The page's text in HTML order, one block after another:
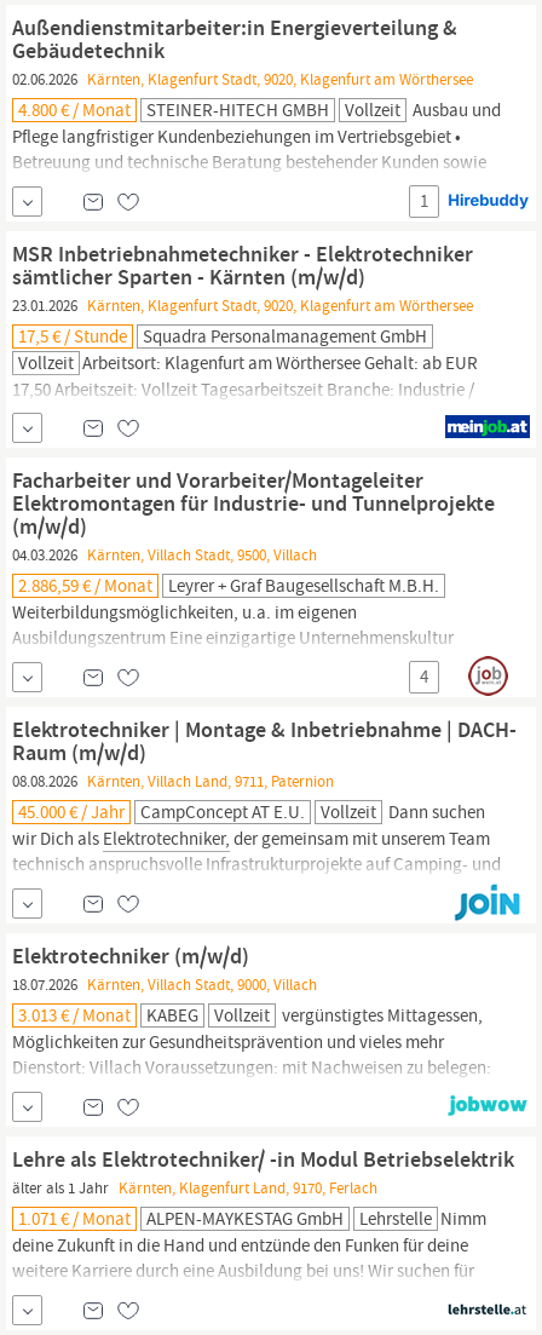
Durchführung von Wartungen Das bringst du mit: Abgeschlossene
Berufsausbildung als
Außendienstmitarbeiter:in Energieverteilung &
Gebäudetechnik
02.06.2026 Kärnten, Klagenfurt Stadt, 9020, Klagenfurt am Wörthersee
4.800 € / Monat STEINER-HITECH GMBH Vollzeit Ausbau und
Pflege langfristiger Kundenbeziehungen im Vertriebsgebiet •
Betreuung und technische Beratung bestehender Kunden sowie
aktiver Vertrieb von Produkten und Systemlösungen •
Neukundenakquise und Gewinnung neuer Projekte im Bereich
Elektrofachgroßhandel,Elektrotechnikerund Planungsbüros •
1
MSR Inbetriebnahmetechniker - Elektrotechniker
sämtlicher Sparten - Kärnten (m/w/d)
23.01.2026 Kärnten, Klagenfurt Stadt, 9020, Klagenfurt am Wörthersee
17,5 € / Stunde
Squadra Personalmanagement GmbH
Vollzeit Arbeitsort: Klagenfurt am Wörthersee Gehalt: ab EUR
17,50 Arbeitszeit: Vollzeit Tagesarbeitszeit Branche: Industrie /
handwerkliches Gewerbe Arbeitsbeginn: ab sofort Für unseren
Partnerbetrieb aus Graz suchen wir laufend
Inbetriebnahmetechniker (m/w/d) mit Schwerpunkt
Elektrotechniker - für das BundeslandKärntenDeine
Facharbeiter und Vorarbeiter/Montageleiter
Elektromontagen für Industrie- und Tunnelprojekte
(m/w/d)
04.03.2026 Kärnten, Villach Stadt, 9500, Villach
2.886,59 € / Monat
Leyrer + Graf Baugesellschaft M.b.H.
Weiterbildungsmöglichkeiten, u.a. im eigenen
Ausbildungszentrum Eine einzigartige Unternehmenskultur
basierend auf Vertrauen, Wertschätzung und Respekt Das
Versprechen, dass wir langfristig denken und handeln -
gewerbliches-personal/ Einsatzgebiet:Kärnten,Steiermark
Eintritt: ab sofort...
4
Elektrotechniker | Montage & Inbetriebnahme | DACH-
Raum (m/w/d)
08.08.2026 Kärnten, Villach Land, 9711, Paternion
45.000 € / Jahr CampConcept AT E.U. Vollzeit Dann suchen
wir Dich als Elektrotechniker, der gemeinsam mit unserem Team
technisch anspruchsvolle Infrastrukturprojekte auf Camping- und
Reisemobilstellplätzen umsetzen möchte. CampConcept plant
und realisiert technische Infrastruktur für Camping- und
Reisemobilstellplätze im gesamten DACH-Raum. Bei unseren
Projekten entstehen Stromversorgungen,...
Elektrotechniker (m/w/d)
18.07.2026 Kärnten, Villach Stadt, 9000, Villach
3.013 € / Monat KABEG Vollzeit vergünstigtes Mittagessen,
Möglichkeiten zur Gesundheitsprävention und vieles mehr
Dienstort: Villach Voraussetzungen: mit Nachweisen zu belegen:
abgeschlossene Lehre als
vergleichbare Ausbildung (z.B. Abschluss HTL, Fachschule)
Staatsbürgerschaftsnachweis (z. B. Foto vom Reisepass)
unbeschränkter Zugang zum...
Lehre als Elektrotechniker/ -in Modul Betriebselektrik
älter als 1 Jahr Kärnten, Klagenfurt Land, 9170, Ferlach
1.071 € / Monat ALPEN-MAYKESTAG GmbH Lehrstelle Nimm
deine Zukunft in die Hand und entzünde den Funken für deine
weitere Karriere durch eine Ausbildung bei uns! Wir suchen für
unsere Standorte in Ferlach/
motivierte und interessierte Lehrlinge Elektrotechnik